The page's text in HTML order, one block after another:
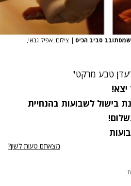
שמסתובב סביב הכיס | צילום: אפיק גבאי,
עדן טבע מרקט"
יצא!
בישול לשבועות בהנחיית
מצאתם טעות לשון?